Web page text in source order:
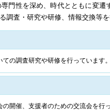
門性を深め、時代とともに変遷
査・研究や研修、情報交換等を
の調査研究や研修を行っています。
開催、支援者のための交流会を行